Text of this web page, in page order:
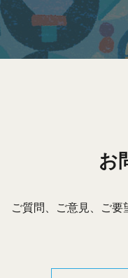
ブ
お
ご質問、ご意見、ご